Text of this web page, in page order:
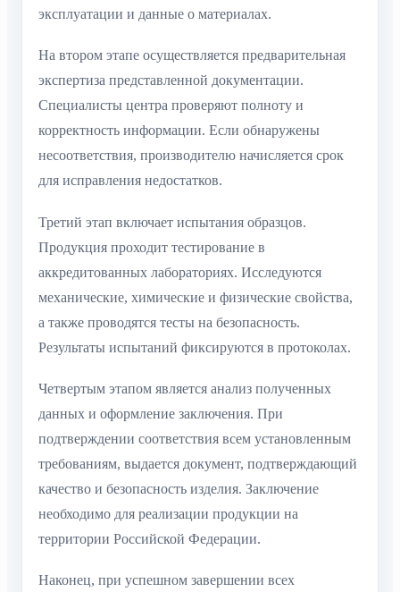
эксплуатации и данные о материалах.
На втором этапе осуществляется предварительная
экспертиза представленной документации.
Специалисты центра проверяют полноту и
корректность информации. Если обнаружены
несоответствия, производителю начисляется срок
для исправления недостатков.
Третий этап включает испытания образцов.
Продукция проходит тестирование в
аккредитованных лабораториях. Исследуются
механические, химические и физические свойства,
а также проводятся тесты на безопасность.
Результаты испытаний фиксируются в протоколах.
Четвертым этапом является анализ полученных
данных и оформление заключения. При
подтверждении соответствия всем установленным
требованиям, выдается документ, подтверждающий
качество и безопасность изделия. Заключение
необходимо для реализации продукции на
территории Российской Федерации.
Наконец, при успешном завершении всех